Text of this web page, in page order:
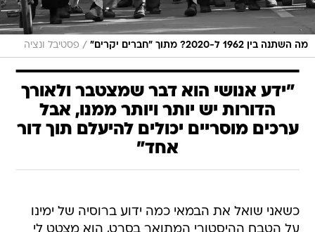
מה השתנה בין 1962 ל-2020? מתוך "חברים יקרים" / פסטיבל ונציה
"ידע אנושי הוא דבר שמצטבר ולאורך
הדורות יש יותר ויותר ממנו, אבל
ערכים מוסריים יכולים להיעלם תוך דור
אחד"
כשאני שואל את הבמאי כמה ידוע ברוסיה של ימינו
על הטבח ההיסטורי המתואר בסרט, הוא מצטט לי